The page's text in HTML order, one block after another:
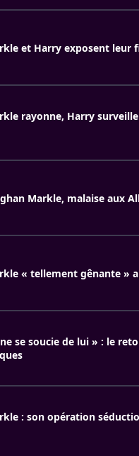
et Harry exposent leur
rayonne, Harry
Markle, malaise aux
« tellement gênante »
se soucie de lui » : le
: son opération